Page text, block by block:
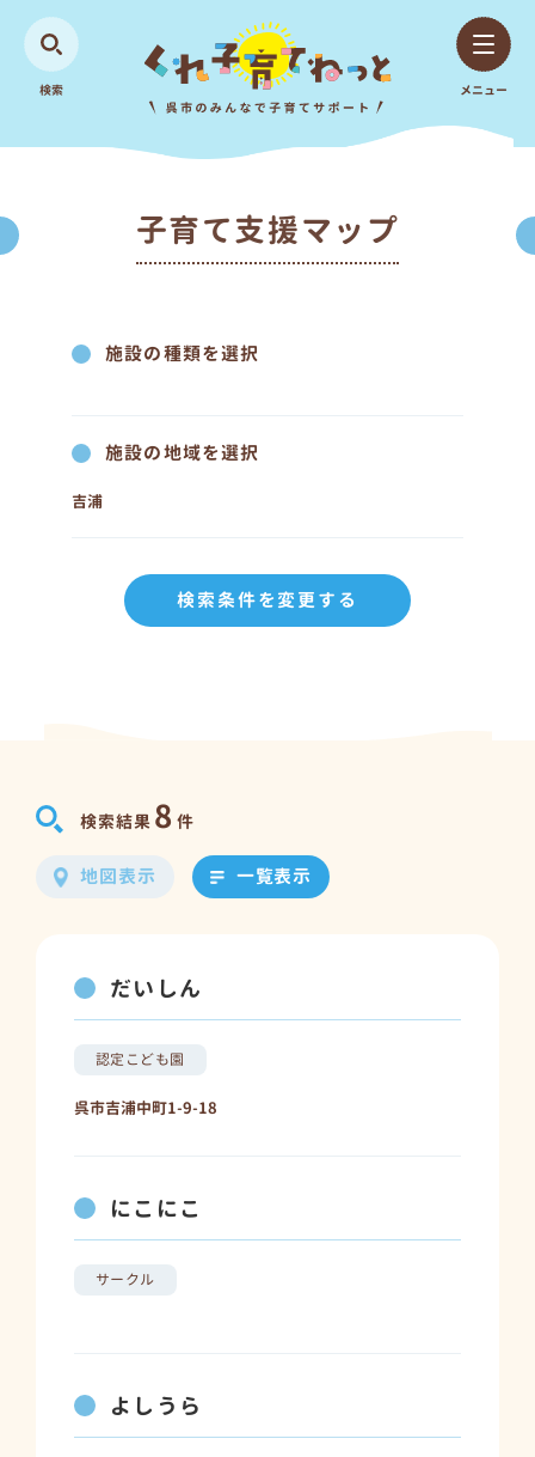
検索 メニュー
子育て支援マップ
施設の種類を選択
施設の地域を選択
吉浦
検索条件を変更する
検索結果 8 件
地図表示 一覧表示
だいしん
認定こども園
呉市吉浦中町1-9-18
にこにこ
サークル
よしうら